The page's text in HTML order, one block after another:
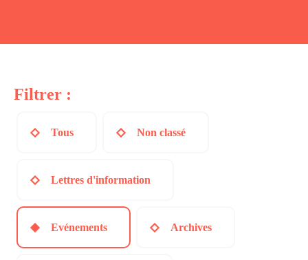
Filtrer :
Tous Non classé
Lettres d'information
Evénements Archives